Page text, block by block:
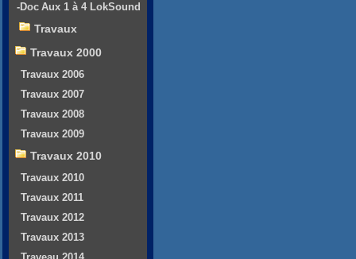
-Doc Aux 1 à 4 LokSound
Travaux
Travaux 2000
Travaux 2006
Travaux 2007
Travaux 2008
Travaux 2009
Travaux 2010
Travaux 2010
Travaux 2011
Travaux 2012
Travaux 2013